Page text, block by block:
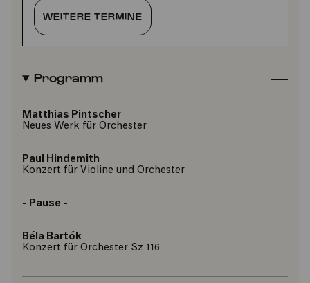
WEITERE TERMINE
Programm
Matthias Pintscher
Neues Werk für Orchester
Paul Hindemith
Konzert für Violine und Orchester
- Pause -
Béla Bartók
Konzert für Orchester Sz 116